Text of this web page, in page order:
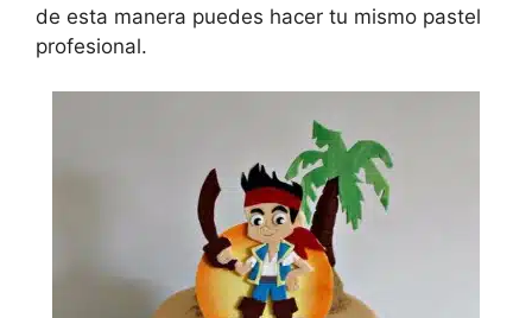
de esta manera puedes hacer tu mismo pastel
profesional.